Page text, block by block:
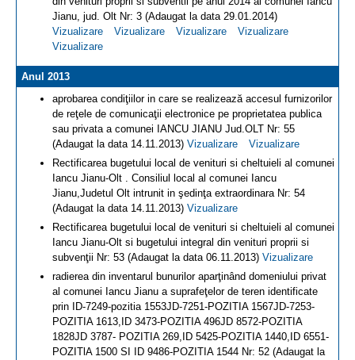
Jianu, jud. Olt Nr: 3 (Adaugat la data 29.01.2014)
Vizualizare
Vizualizare Vizualizare
Vizualizare
Vizualizare
Anul 2013
aprobarea condiţiilor in care se realizează accesul furnizorilor
de reţele de comunicaţii electronice pe proprietatea publica
sau privata a comunei IANCU JIANU Jud.OLT Nr: 55
(Adaugat la data 14.11.2013) Vizualizare
Vizualizare
Rectificarea bugetului local de venituri si cheltuieli al comunei
Iancu Jianu-Olt . Consiliul local al comunei Iancu
Jianu,Judetul Olt intrunit in şedinţa extraordinara Nr: 54
(Adaugat la data 14.11.2013) Vizualizare
Rectificarea bugetului local de venituri si cheltuieli al comunei
Iancu Jianu-Olt si bugetului integral din venituri proprii si
subvenţii Nr: 53 (Adaugat la data 06.11.2013) Vizualizare
radierea din inventarul bunurilor aparţinând domeniului privat
al comunei Iancu Jianu a suprafeţelor de teren identificate
prin ID-7249-pozitia 1553JD-7251-POZITIA 1567JD-7253-
POZITIA 1613,ID 3473-POZITIA 496JD 8572-POZITIA
1828JD 3787- POZITIA 269,ID 5425-POZITIA 1440,ID 6551-
POZITlA 1500 SI ID 9486-POZITIA 1544 Nr: 52 (Adaugat la